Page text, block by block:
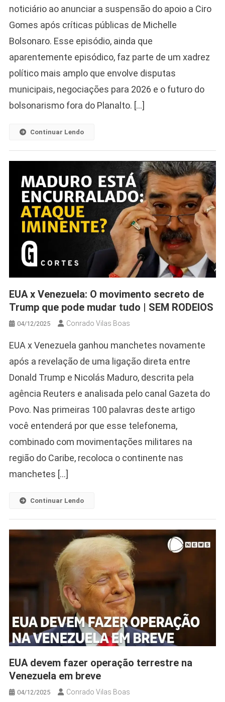
noticiário ao anunciar a suspensão do apoio a Ciro
Gomes após críticas públicas de Michelle
Bolsonaro. Esse episódio, ainda que
aparentemente episódico, faz parte de um xadrez
político mais amplo que envolve disputas
municipais, negociações para 2026 e o futuro do
bolsonarismo fora do Planalto. […]
Continuar Lendo
EUA x Venezuela: O movimento secreto de
Trump que pode mudar tudo | SEM RODEIOS
04/12/2025 Conrado Vilas Boas
EUA x Venezuela ganhou manchetes novamente
após a revelação de uma ligação direta entre
Donald Trump e Nicolás Maduro, descrita pela
agência Reuters e analisada pelo canal Gazeta do
Povo. Nas primeiras 100 palavras deste artigo
você entenderá por que esse telefonema,
combinado com movimentações militares na
região do Caribe, recoloca o continente nas
manchetes […]
Continuar Lendo
EUA devem fazer operação terrestre na
Venezuela em breve
04/12/2025 Conrado Vilas Boas